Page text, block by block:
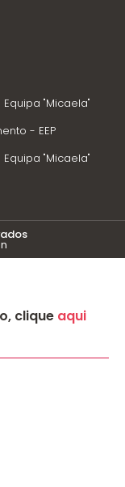
"Micaela"
- EEP
"Micaela"
clique aqui